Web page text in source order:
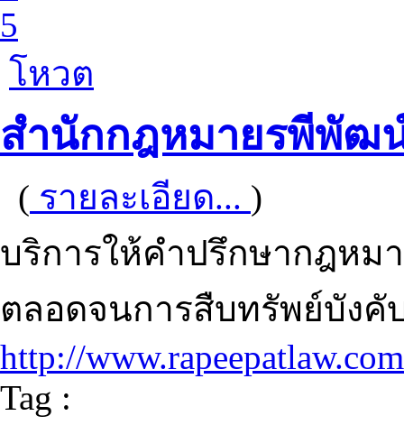
5
โหวต
สำนักกฎหมายรพีพัฒ
( รายละเอียด... )
บริการให้คำปรึกษากฎหม
ตลอดจนการสืบทรัพย์บัง
http://www.rapeepatlaw.com
Tag :